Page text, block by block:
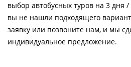
выбор автобусных туров на 3 дня
вы не нашли подходящего
заявку или позвоните нам, и мы
индивидуальное предложение.